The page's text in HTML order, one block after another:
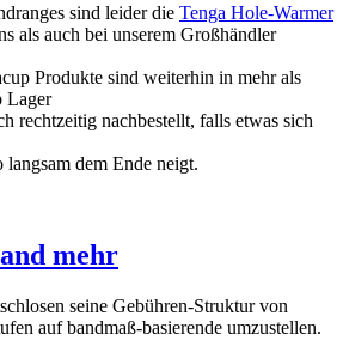
sind leider die Tenga Hole-Warmer
als auch bei unserem Großhändler
Produkte sind weiterhin in mehr als
Lager
rechtzeitig nachbestellt, falls etwas sich
dem Ende neigt.
mehr
seine Gebühren-Struktur von
auf bandmaß-basierende umzustellen.